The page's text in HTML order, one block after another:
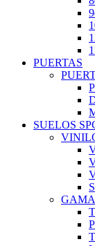
PUERTAS
SUELOS